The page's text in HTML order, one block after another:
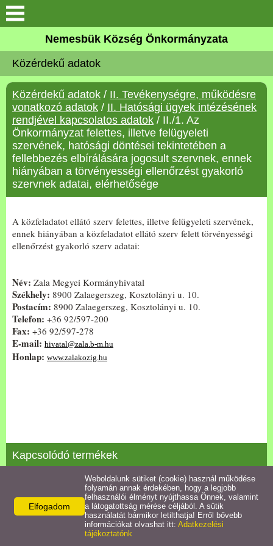
Keresés
Önkormányzat
Közös Önkormányzati
Hivatal
Zalaköveskút
Művelődési ház
MAGYAR FALU PROGRAM
Pályázatok
Közérdekű információk
Rendeletek,
Dokumentumok
Álláspályázat
Nemesbük Község Önkormányzata
Közérdekű adatok
Közérdekű adatok / II. Tevékenységre, működésre
vonatkozó adatok / II. Hatósági ügyek intézésének
rendjével kapcsolatos adatok / II./1. Az
Önkormányzat felettes, illetve felügyeleti
szervének, hatósági döntései tekintetében a
fellebbezés elbírálására jogosult szervnek, ennek
hiányában a törvényességi ellenőrzést gyakorló
szervnek adatai, elérhetősége
A közfeladatot ellátó szerv felettes, illetve felügyeleti szervének,
ennek hiányában a közfeladatot ellátó szerv felett törvényességi
ellenőrzést gyakorló szerv adatai:
Név: Zala Megyei Kormányhivatal
Székhely: 8900 Zalaegerszeg, Kosztolányi u. 10.
Postacím: 8900 Zalaegerszeg, Kosztolányi u. 10.
Telefon: +36 92/597-200
Fax: +36 92/597-278
E-mail: hivatal@zala.b-m.hu
Honlap: www.zalakozig.hu
Kapcsolódó termékek
VI./3. A testületi szerv döntéshozatalának eljá...
Részletek
Elfogadom
Weboldalunk sütiket (cookie) használ működése
folyamán annak érdekében, hogy a legjobb
felhasználói élményt nyújthassa Önnek, valamint
a látogatottság mérése céljából. A sütik
használatát bármikor letilthatja! Erről bővebb
információkat olvashat itt: Adatkezelési
tájékoztatónk